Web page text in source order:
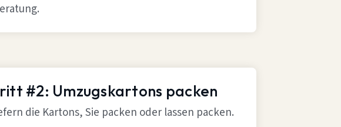
#2: Umzugskartons packen
die Kartons, Sie packen oder lassen packen.